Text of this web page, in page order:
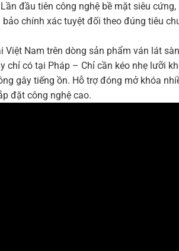
Lần đầu tiên công nghệ bề mặt siêu
chính xác tuyệt đối theo đúng tiêu
Nam trên dòng sản phẩm ván lát
chỉ có tại Pháp – Chỉ cần kéo nhẹ lưỡi
gây tiếng ồn. Hỗ trợ đóng mở khóa
đặt công nghệ cao.